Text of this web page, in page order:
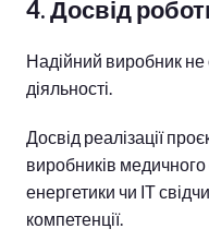
4. Досвід
Надійний виробник
діяльності.
Досвід реалізації
виробників
енергетики чи ІТ
компетенції.